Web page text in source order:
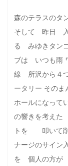
森のテラスのタ
そして 昨日 入
る みゆきタン
ブは いつも雨
線 所沢から４
ータリー その
ホールになって
の響きを考えた
トを 叩いて
ナージのサイン
を 個人の方が